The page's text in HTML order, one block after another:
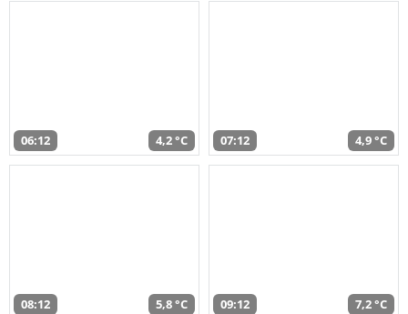
06:12 4,2 °C 07:12 4,9 °C
08:12 5,8 °C 09:12 7,2 °C